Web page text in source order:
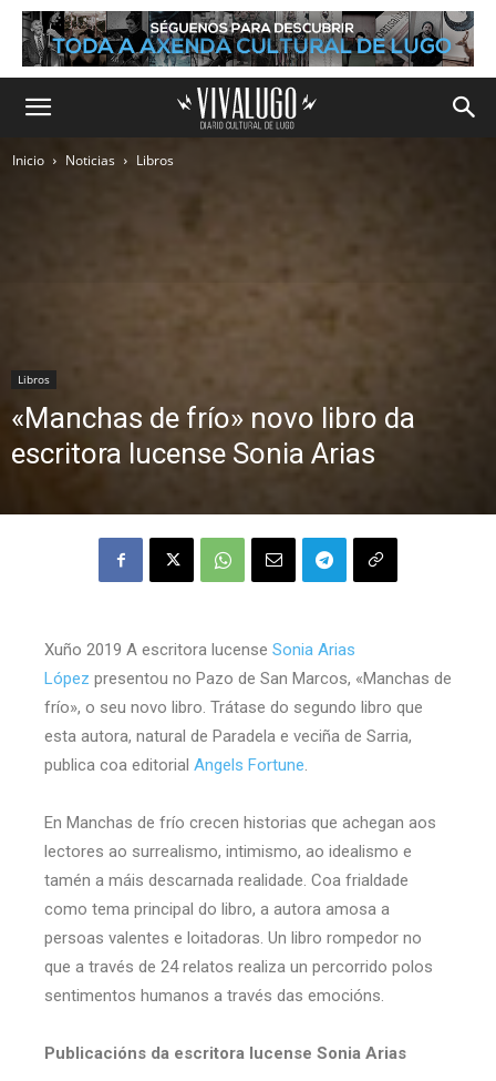
Inicio Noticias Libros
Libros
«Manchas de frío» novo libro da
escritora lucense Sonia Arias
Xuño 2019 A escritora lucense Sonia Arias
López presentou no Pazo de San Marcos, «Manchas de
frío», o seu novo libro. Trátase do segundo libro que
esta autora, natural de Paradela e veciña de Sarria,
publica coa editorial Angels Fortune.
En Manchas de frío crecen historias que achegan aos
lectores ao surrealismo, intimismo, ao idealismo e
tamén a máis descarnada realidade. Coa frialdade
como tema principal do libro, a autora amosa a
persoas valentes e loitadoras. Un libro rompedor no
que a través de 24 relatos realiza un percorrido polos
sentimentos humanos a través das emocións.
Publicacións da escritora lucense Sonia Arias